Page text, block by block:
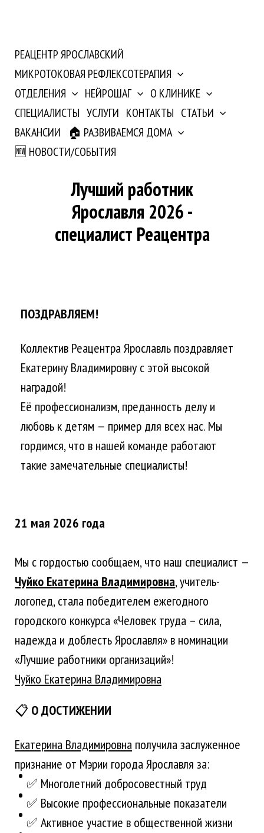
РЕАЦЕНТР ЯРОСЛАВСКИЙ
МИКРОТОКОВАЯ РЕФЛЕКСОТЕРАПИЯ
ОТДЕЛЕНИЯ
НЕЙРОШАГ
О КЛИНИКЕ
СПЕЦИАЛИСТЫ УСЛУГИ КОНТАКТЫ СТАТЬИ
ВАКАНСИИ
🏠 РАЗВИВАЕМСЯ ДОМА
🆕 НОВОСТИ/СОБЫТИЯ
Лучший работник
Ярославля 2026 -
специалист Реацентра
21 мая 2026 года
Мы с гордостью сообщаем, что наш специалист —
Чуйко Екатерина Владимировна, учитель-
логопед, стала победителем ежегодного
городского конкурса «Человек труда – сила,
надежда и доблесть Ярославля» в номинации
«Лучшие работники организаций»!
Чуйко Екатерина Владимировна
📋 О ДОСТИЖЕНИИ
Екатерина Владимировна получила заслуженное
признание от Мэрии города Ярославля за:
✅ Многолетний добросовестный труд
✅ Высокие профессиональные показатели
✅ Активное участие в общественной жизни
ПОЗДРАВЛЯЕМ!
Коллектив Реацентра Ярославль поздравляет
Екатерину Владимировну с этой высокой
наградой!
Её профессионализм, преданность делу и
любовь к детям — пример для всех нас. Мы
гордимся, что в нашей команде работают
такие замечательные специалисты!